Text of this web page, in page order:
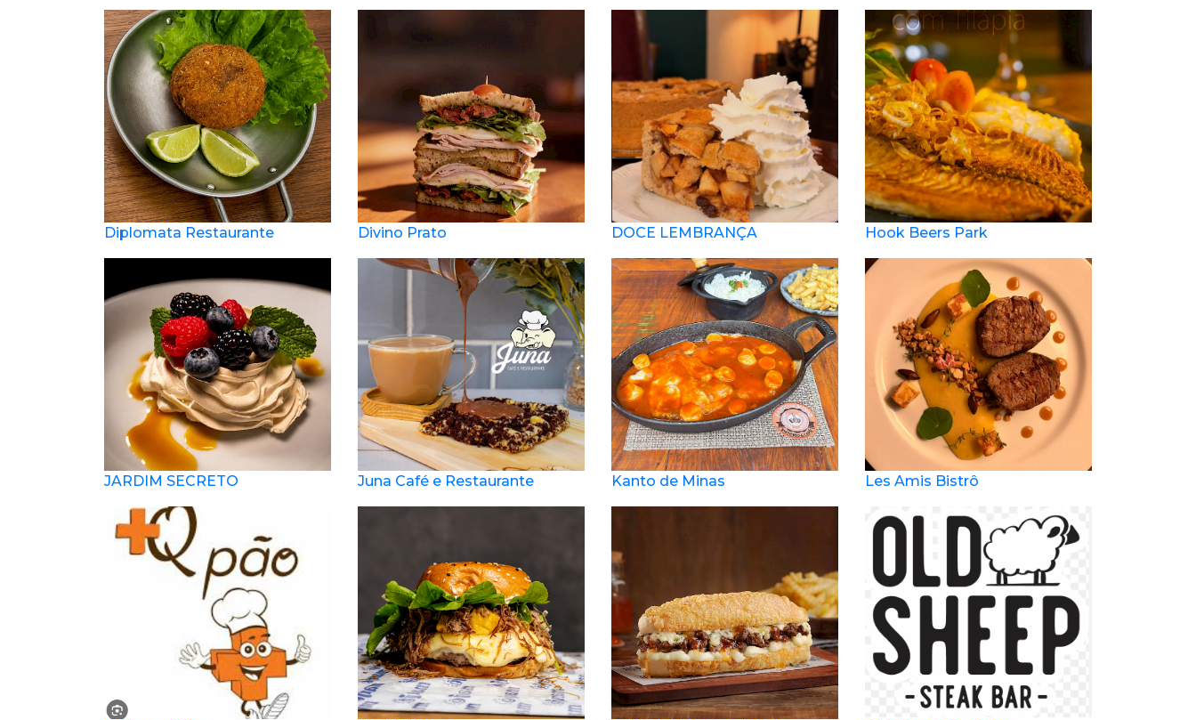
Diplomata Restaurante Divino Prato DOCE LEMBRANÇA Hook Beers Park
JARDIM SECRETO Juna Café e Restaurante Kanto de Minas Les Amis Bistrô